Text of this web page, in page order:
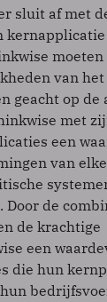
sluit af met
moeten
van
geacht op de
met
een
van
de
de krachtige
een
die hun